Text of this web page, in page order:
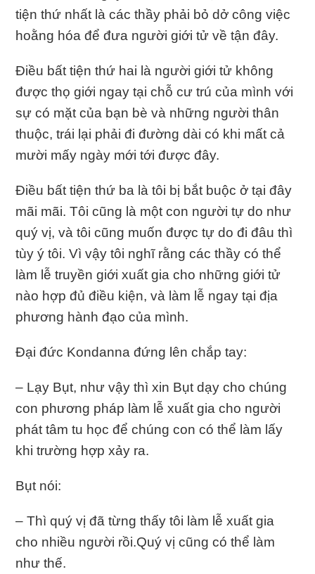
tiện thứ nhất là các thầy phải bỏ dở công việc
hoằng hóa để đưa người giới tử về tận đây.
Điều bất tiện thứ hai là người giới tử không
được thọ giới ngay tại chỗ cư trú của mình với
sự có mặt của bạn bè và những người thân
thuộc, trái lại phải đi đường dài có khi mất cả
mười mấy ngày mới tới được đây.
Điều bất tiện thứ ba là tôi bị bắt buộc ở tại đây
mãi mãi. Tôi cũng là một con người tự do như
quý vị, và tôi cũng muốn được tự do đi đâu thì
tùy ý tôi. Vì vậy tôi nghĩ rằng các thầy có thể
làm lễ truyền giới xuất gia cho những giới tử
nào hợp đủ điều kiện, và làm lễ ngay tại địa
phương hành đạo của mình.
Đại đức Kondanna đứng lên chắp tay:
– Lạy Bụt, như vậy thì xin Bụt dạy cho chúng
con phương pháp làm lễ xuất gia cho người
phát tâm tu học để chúng con có thể làm lấy
khi trường hợp xảy ra.
Bụt nói:
– Thì quý vị đã từng thấy tôi làm lễ xuất gia
cho nhiều người rồi.Quý vị cũng có thể làm
như thế.